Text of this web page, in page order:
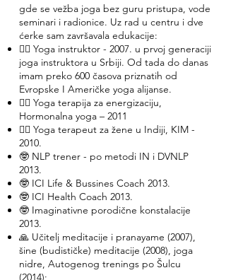
gde se vežba joga bez guru pristupa, vode
seminari i radionice. Uz rad u centru i dve
ćerke sam završavala edukacije:
🧘‍♀️ Yoga instruktor - 2007. u prvoj generaciji
joga instruktora u Srbiji. Od tada do danas
imam preko 600 časova priznatih od
Evropske I Američke yoga alijanse.
🧘‍♀️ Yoga terapija za energizaciju,
Hormonalna yoga – 2011
🧘‍♀️ Yoga terapeut za žene u Indiji, KIM -
2010.
🤓 NLP trener - po metodi IN i DVNLP
2013.
🤓 ICI Life & Bussines Coach 2013.
🤓 ICI Health Coach 2013.
🤓 Imaginativne porodične konstalacije
2013.
🙏 Učitelj meditacije i pranayame (2007),
šine (budističke) meditacije (2008), joga
nidre, Autogenog trenings po Šulcu
(2014);